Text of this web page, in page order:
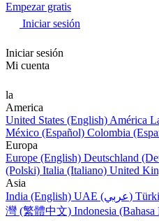
Empezar gratis
Iniciar sesión
Iniciar sesión
Mi cuenta
la
America
United States (English) América
México (Español) Colombia
Europa
Europe (English) Deutschland
(Polski) Italia (Italiano) United
Asia
India (English)
UAE (عربي)
灣 (繁體中文) Indonesia (Bahasa